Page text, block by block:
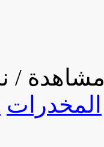
/
المخدرات